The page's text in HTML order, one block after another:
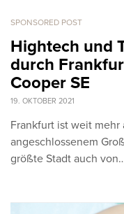
SPONSORED POST
Hightech und
durch
Cooper SE
19. OKTOBER 2021
Frankfurt ist weit
angeschlossenem
größte Stadt auch